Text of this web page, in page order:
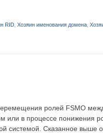
RID Хозяин именования домена
ролей FSMO
или в процессе понижения
системой. Сказанное выше